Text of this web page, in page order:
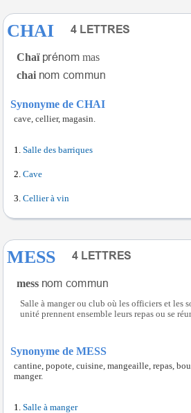
CHAI
Chaï
mas
chai
Synonyme de CHAI
cave, cellier, magasin.
Salle des barriques
Cave
Cellier à vin
MESS
mess
Salle à manger ou club où les officiers et les
unité prennent ensemble leurs repas ou se
Synonyme de MESS
cantine, popote, cuisine, mangeaille, repas,
manger.
Salle à manger